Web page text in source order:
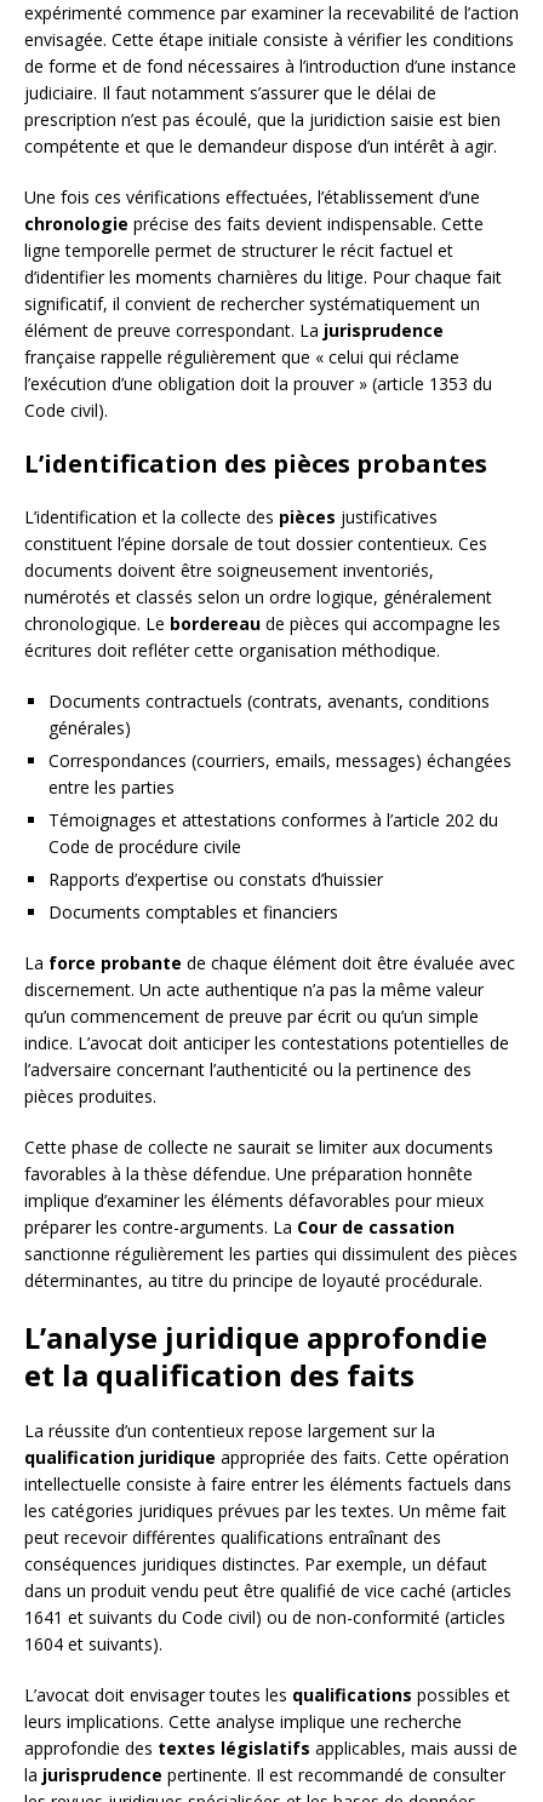
expérimenté commence par examiner la recevabilité de l’action
envisagée. Cette étape initiale consiste à vérifier les conditions
de forme et de fond nécessaires à l’introduction d’une instance
judiciaire. Il faut notamment s’assurer que le délai de
prescription n’est pas écoulé, que la juridiction saisie est bien
compétente et que le demandeur dispose d’un intérêt à agir.
Une fois ces vérifications effectuées, l’établissement d’une
chronologie précise des faits devient indispensable. Cette
ligne temporelle permet de structurer le récit factuel et
d’identifier les moments charnières du litige. Pour chaque fait
significatif, il convient de rechercher systématiquement un
élément de preuve correspondant. La jurisprudence
française rappelle régulièrement que « celui qui réclame
l’exécution d’une obligation doit la prouver » (article 1353 du
Code civil).
L’identification des pièces probantes
L’identification et la collecte des pièces justificatives
constituent l’épine dorsale de tout dossier contentieux. Ces
documents doivent être soigneusement inventoriés,
numérotés et classés selon un ordre logique, généralement
chronologique. Le bordereau de pièces qui accompagne les
écritures doit refléter cette organisation méthodique.
Documents contractuels (contrats, avenants, conditions
générales)
Correspondances (courriers, emails, messages) échangées
entre les parties
Témoignages et attestations conformes à l’article 202 du
Code de procédure civile
Rapports d’expertise ou constats d’huissier
Documents comptables et financiers
La force probante de chaque élément doit être évaluée avec
discernement. Un acte authentique n’a pas la même valeur
qu’un commencement de preuve par écrit ou qu’un simple
indice. L’avocat doit anticiper les contestations potentielles de
l’adversaire concernant l’authenticité ou la pertinence des
pièces produites.
Cette phase de collecte ne saurait se limiter aux documents
favorables à la thèse défendue. Une préparation honnête
implique d’examiner les éléments défavorables pour mieux
préparer les contre-arguments. La Cour de cassation
sanctionne régulièrement les parties qui dissimulent des pièces
déterminantes, au titre du principe de loyauté procédurale.
L’analyse juridique approfondie
et la qualification des faits
La réussite d’un contentieux repose largement sur la
qualification juridique appropriée des faits. Cette opération
intellectuelle consiste à faire entrer les éléments factuels dans
les catégories juridiques prévues par les textes. Un même fait
peut recevoir différentes qualifications entraînant des
conséquences juridiques distinctes. Par exemple, un défaut
dans un produit vendu peut être qualifié de vice caché (articles
1641 et suivants du Code civil) ou de non-conformité (articles
1604 et suivants).
L’avocat doit envisager toutes les qualifications possibles et
leurs implications. Cette analyse implique une recherche
approfondie des textes législatifs applicables, mais aussi de
la jurisprudence pertinente. Il est recommandé de consulter